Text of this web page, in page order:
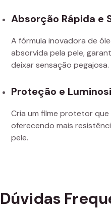
Absorção Rápida e
A fórmula inovadora de
absorvida pela pele,
deixar sensação pegajosa.
Proteção e
Cria um filme protetor que
oferecendo mais
pele.
Dúvidas